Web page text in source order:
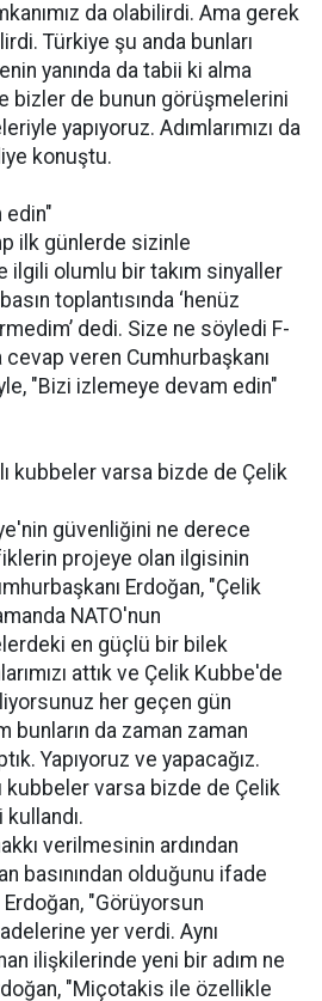
da olabilirdi. Ama gerek
Türkiye şu anda bunları
yanında da tabii ki alma
bizler de bunun görüşmelerini
yapıyoruz. Adımlarımızı da
konuştu.
edin"
ilk günlerde sizinle
ilgili olumlu bir takım sinyaller
toplantısında ‘henüz
dedi. Size ne söyledi F-
veren Cumhurbaşkanı
"Bizi izlemeye devam edin"
kubbeler varsa bizde de Çelik
güvenliğini ne derece
projeye olan ilgisinin
Erdoğan, "Çelik
NATO'nun
en güçlü bir bilek
attık ve Çelik Kubbe'de
her geçen gün
bunların da zaman zaman
Yapıyoruz ve yapacağız.
kubbeler varsa bizde de Çelik
verilmesinin ardından
basınından olduğunu ifade
"Görüyorsun
yer verdi. Aynı
ilişkilerinde yeni bir adım ne
"Miçotakis ile özellikle